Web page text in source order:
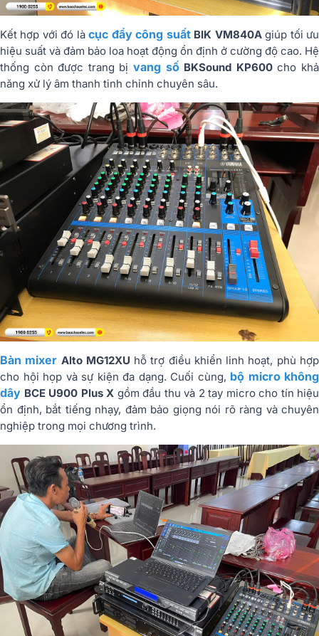
Kết hợp với đó làcục đẩy công suấtBIK VM840Agiúp tối ưu
hiệu suất và đảm bảo loa hoạt động ổn định ở cường độ cao. Hệ
thống còn được trang bị vang sốBKSound KP600cho khả
năng xử lý âm thanh tinh chỉnh chuyên sâu.
Bàn mixer Alto MG12XU hỗ trợ điều khiển linh hoạt, phù hợp
cho hội họp và sự kiện đa dạng. Cuối cùng, bộ micro không
dây BCE U900 Plus X gồm đầu thu và 2 tay micro cho tín hiệu
ổn định, bắt tiếng nhạy, đảm bảo giọng nói rõ ràng và chuyên
nghiệp trong mọi chương trình.